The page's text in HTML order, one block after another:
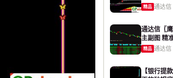
高低位反
精品 通达信
通达信〖
主副图 精
维因子共振
精品 通达信
【银行提